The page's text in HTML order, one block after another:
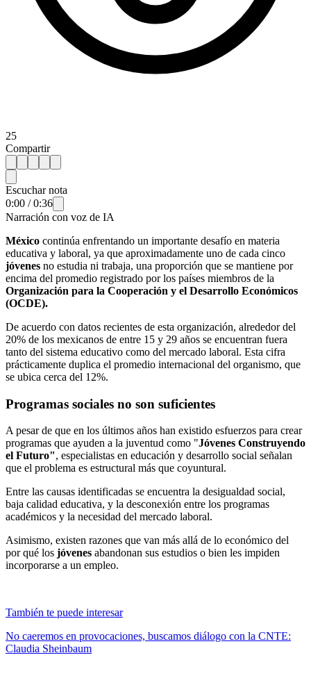
25
Compartir
Escuchar nota
0:00 /0:36
Narración con voz de IA
México continúa enfrentando un importante desafío en materia
educativa y laboral, ya que aproximadamente uno de cada cinco
jóvenes no estudia ni trabaja, una proporción que se mantiene por
encima del promedio registrado por los países miembros de la
Organización para la Cooperación y el Desarrollo Económicos
(OCDE).
De acuerdo con datos recientes de esta organización, alrededor del
20% de los mexicanos de entre 15 y 29 años se encuentran fuera
tanto del sistema educativo como del mercado laboral. Esta cifra
prácticamente duplica el promedio internacional del organismo, que
se ubica cerca del 12%.
Programas sociales no son suficientes
A pesar de que en los últimos años han existido esfuerzos para crear
programas que ayuden a la juventud como "Jóvenes Construyendo
el Futuro", especialistas en educación y desarrollo social señalan
que el problema es estructural más que coyuntural.
Entre las causas identificadas se encuentra la desigualdad social,
baja calidad educativa, y la desconexión entre los programas
académicos y la necesidad del mercado laboral.
Asimismo, existen razones que van más allá de lo económico del
por qué los jóvenes abandonan sus estudios o bien les impiden
incorporarse a un empleo.
También te puede interesar
No caeremos en provocaciones, buscamos diálogo con la CNTE:
Claudia Sheinbaum